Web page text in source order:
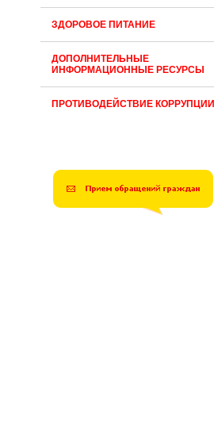
ЗДОРОВОЕ ПИТАНИЕ
ДОПОЛНИТЕЛЬНЫЕ
ИНФОРМАЦИОННЫЕ РЕСУРСЫ
ПРОТИВОДЕЙСТВИЕ КОРРУПЦИИ